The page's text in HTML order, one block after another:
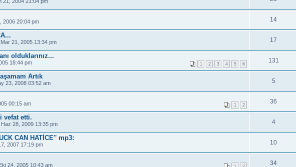
2006 20:04 pm 14
21, 2005 13:34 pm 17
olduklarınız...
1 2 3 4 5 6
18:44 pm 131
Artık
23, 2008 03:52 am 5
1 2
00:15 am 36
vefat etti.
28, 2009 13:35 pm 4
CAN HATİCE'' mp3:
2007 17:19 pm 10
24, 2005 10:43 am 34